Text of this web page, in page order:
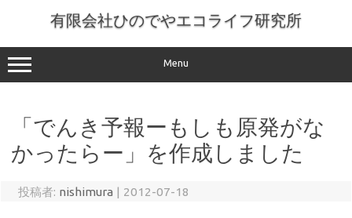
へ
ス
有限会社ひのでやエコライフ研究所
Menu
「でんき予報ーもしも原発がな
かったらー」を作成しました
投稿者: nishimura | 2012-07-18